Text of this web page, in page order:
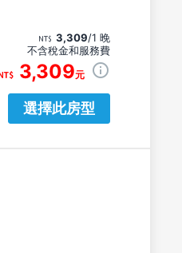
3,309/1 晚
不含稅金和服務費
3,309元
選擇此房型